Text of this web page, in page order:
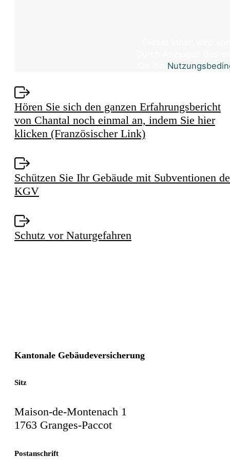
Hören Sie sich den ganzen Erfahrungsbericht
von Chantal noch einmal an, indem Sie hier
klicken (Französischer Link)
Schützen Sie Ihr Gebäude mit Subventionen
KGV
Schutz vor Naturgefahren
Kantonale Gebäudeversicherung
Sitz
Maison-de-Montenach 1
1763 Granges-Paccot
Postanschrift